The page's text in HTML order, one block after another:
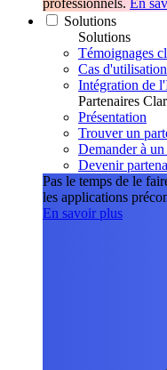
professionnels. En
Solutions
Solutions
Témoignages
Cas d'utilisation
Intégration de
Partenaires
Présentation
Trouver un
Demander à
Devenir
Pas le temps de le
les applications
En savoir plus